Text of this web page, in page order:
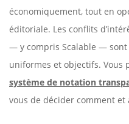
économiquement, tout en
éditoriale. Les conflits
— y compris Scalable — sont
uniformes et objectifs. Vous
système de notation
vous de décider comment